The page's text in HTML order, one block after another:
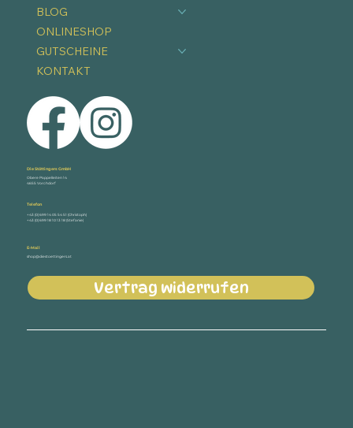
BLOG
ONLINESHOP
GUTSCHEINE
KONTAKT
Die Stöttingers GmbH
Obere Pappelleiten 14
4655 Vorchdorf
Telefon
+43 (0) 699 14 05 54 51 (Christoph)
+43 (0) 699 18 10 13 18 (Stefanie)
E-Mail
shop@diestoettingers.at
Vertrag widerrufen